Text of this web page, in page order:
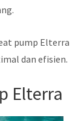
pump Elterra
dan efisien.
Elterra